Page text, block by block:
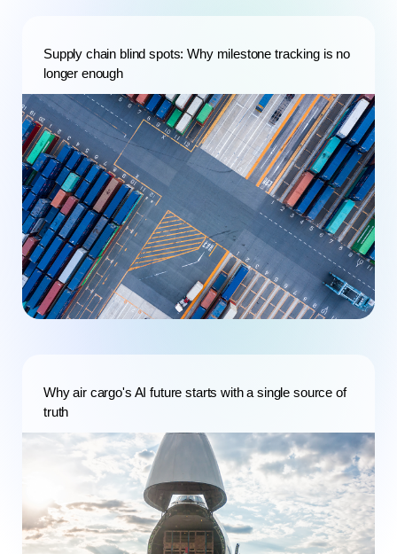
Supply chain blind spots: Why milestone tracking is no
longer enough
Why air cargo's AI future starts with a single source of
truth